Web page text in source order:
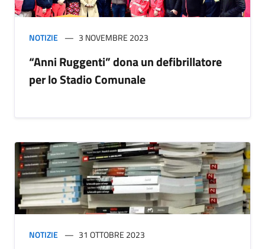
NOTIZIE 3 NOVEMBRE 2023
“Anni Ruggenti” dona un defibrillatore
per lo Stadio Comunale
NOTIZIE 31 OTTOBRE 2023